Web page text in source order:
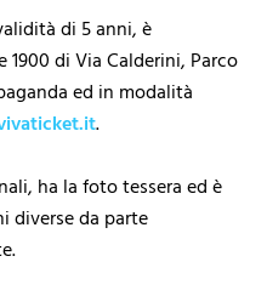
di 5 anni, è
di Via Calderini, Parco
ed in modalità
.
ha la foto tessera ed è
diverse da parte